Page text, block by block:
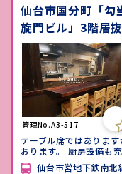
仙台市国分町「勾
旋門ビル」3階居
管理No.A3-517
テーブル席ではありま
おります。 厨房設備も
仙台市営地下鉄南